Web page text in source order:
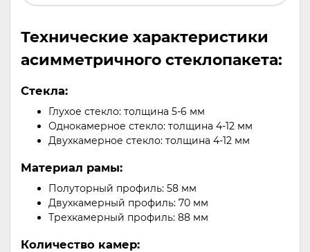
Технические характеристики
асимметричного стеклопакета:
Стекла:
Глухое стекло: толщина 5-6 мм
Однокамерное стекло: толщина 4-12 мм
Двухкамерное стекло: толщина 4-12 мм
Материал рамы:
Полуторный профиль: 58 мм
Двухкамерный профиль: 70 мм
Трехкамерный профиль: 88 мм
Количество камер: